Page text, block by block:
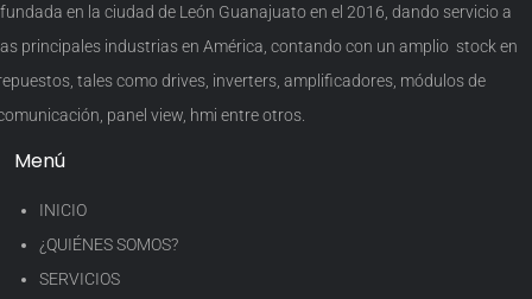
en la ciudad de León Guanajuato en el 2016, dando servicio a
principales industrias en América, contando con un amplio stock en
tales como drives, inverters, amplificadores, módulos de
panel view, hmi entre otros.
Menú
INICIO
¿QUIÉNES SOMOS?
SERVICIOS